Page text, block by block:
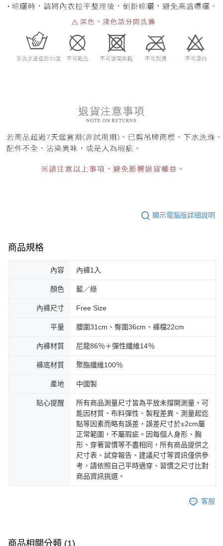
顯示電腦版詳細說明
商品規格
內容 內褲1入
顏色 藍／綠
內褲尺寸 Free Size
平量 腰圍31cm、臀圍36cm、褲檔22cm
內褲材質 尼龍86％＋彈性纖維14％
褲底材質 聚酯纖維100％
產地 中國製
貼心提醒
所有商品測量尺寸皆為平放未撐開測量，可
能因材質、布料彈性、製程差異、測量起迄
點等因素而略有誤差，誤差尺寸於±2cm屬
正常範圍，不屬瑕疵。因每個人身形、胸
形、穿著習慣等不盡相同，所有商品提供之
尺寸表、試穿報告、建議尺寸等資訊僅供參
考，請依照自己平時適穿、習慣之尺寸比對
商品資訊挑選。
客服
商品相關分類 (1)